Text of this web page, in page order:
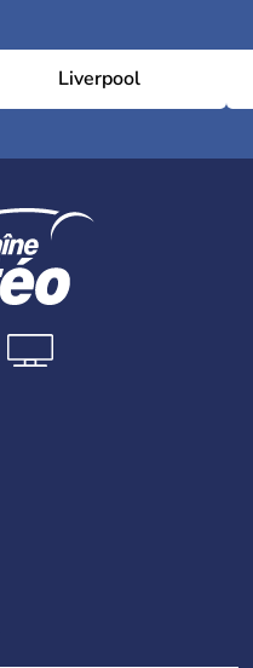
Liverpool